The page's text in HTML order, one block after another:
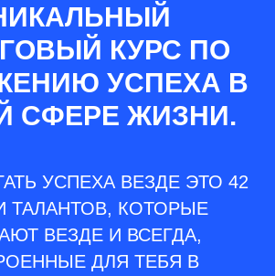
КУРС ПО
УСПЕХА В
СФЕРЕ ЖИЗНИ.
УСПЕХА ВЕЗДЕ ЭТО 42
ТАЛАНТОВ, КОТОРЫЕ
ВЕЗДЕ И ВСЕГДА,
ДЛЯ ТЕБЯ В